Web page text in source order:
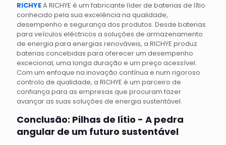
RICHYEA RICHYE é um fabricante líder de baterias de lítio
conhecido pela sua excelência na qualidade,
desempenho e segurança dos produtos. Desde baterias
para veículos eléctricos a soluções de armazenamento
de energia para energias renováveis, a RICHYE produz
baterias concebidas para oferecer um desempenho
excecional, uma longa duração e um preço acessível.
Com um enfoque na inovação contínua e num rigoroso
controlo de qualidade, a RICHYE é um parceiro de
confiança para as empresas que procuram fazer
avançar as suas soluções de energia sustentável.
Conclusão: Pilhas de lítio - A pedra
angular de um futuro sustentável